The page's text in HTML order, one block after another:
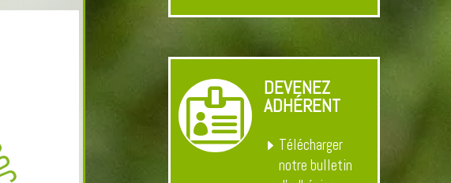
 DEVENEZ
ADHÉRENT
Télécharger
notre bulletin